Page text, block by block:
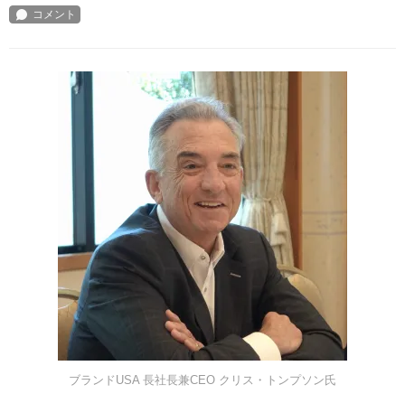
ブランドUSA 長社長兼CEO クリス・トンプソン氏